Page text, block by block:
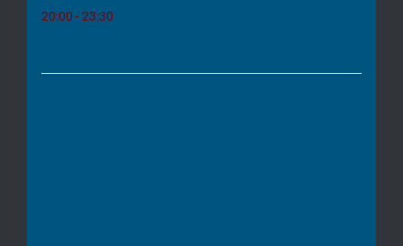
20:00 - 23:30